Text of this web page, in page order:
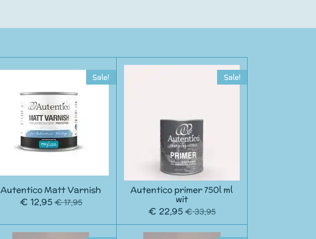
Sale!
Autentico Matt Varnish
€ 12,95 € 17,95
Sale!
Autentico primer 750l ml
wit
€ 22,95 € 33,95